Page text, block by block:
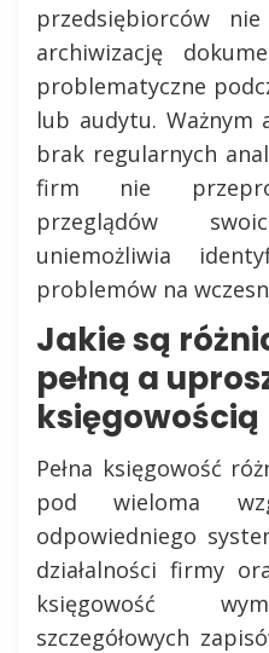
przedsiębiorców
archiwizację
problematyczne
lub audytu. Ważnym
brak regularnych
firm nie
przeglądów
uniemożliwia
problemów na
Jakie są
pełną a
księgowością
Pełna księgowość
pod wieloma
odpowiedniego
działalności firmy
księgowość
szczegółowych